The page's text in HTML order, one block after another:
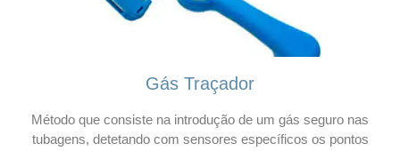
Gás Traçador
Método que consiste na introdução de um gás seguro nas
tubagens, detetando com sensores específicos os pontos